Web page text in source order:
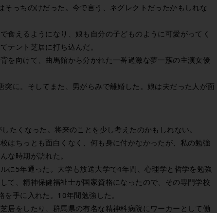
そっちのけだった。今で言う、ネグレクトだったかもしれな
食えるようになり、娘も自分の子どものように可愛がってく
テント芝居に打ち込んだ。
を向けて、曲馬館から分かれた一番過激な夢一蔟の主演女優
突に。そしてまた、男がらみで離婚した。娘は夫だった人が面
たくなった。将来のことを少し考えたのかもしれない。
はちっとも面白くなく、何も身に付かなかったが、私の勉強
な時期が訪れた。
に5年通った。大学も放送大学で4年間、心理学と哲学を勉強
て、精神保健福祉士が国家資格になったので、その専門学校
を手に入れた。10年間勉強した。
居をしたり、群馬県の有名な精神科病院にワーカーとして働